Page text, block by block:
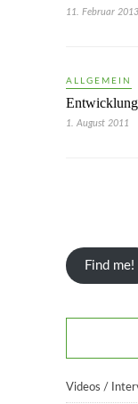
11. Februar 2013
ALLGEMEIN
Entwicklung
1. August 2011
Find me!
Videos /